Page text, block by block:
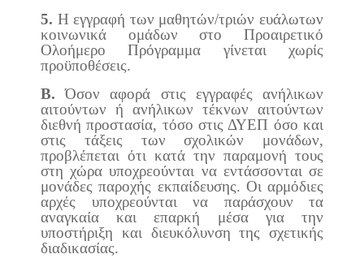
5. Η εγγραφή των μαθητών/τριών ευάλωτων
κοινωνικά ομάδων στο Προαιρετικό
Ολοήμερο Πρόγραμμα γίνεται χωρίς
προϋποθέσεις.
Β.Όσον αφορά στις εγγραφές ανήλικων
αιτούντων ή ανήλικων τέκνων αιτούντων
διεθνή προστασία, τόσο στις ΔΥΕΠ όσο και
στις τάξεις των σχολικών μονάδων,
προβλέπεται ότι κατά την παραμονή τους
στη χώρα υποχρεούνται να εντάσσονται σε
μονάδες παροχής εκπαίδευσης. Οι αρμόδιες
αρχές υποχρεούνται να παράσχουν τα
αναγκαία και επαρκή μέσα για την
υποστήριξη και διευκόλυνση της σχετικής
διαδικασίας.